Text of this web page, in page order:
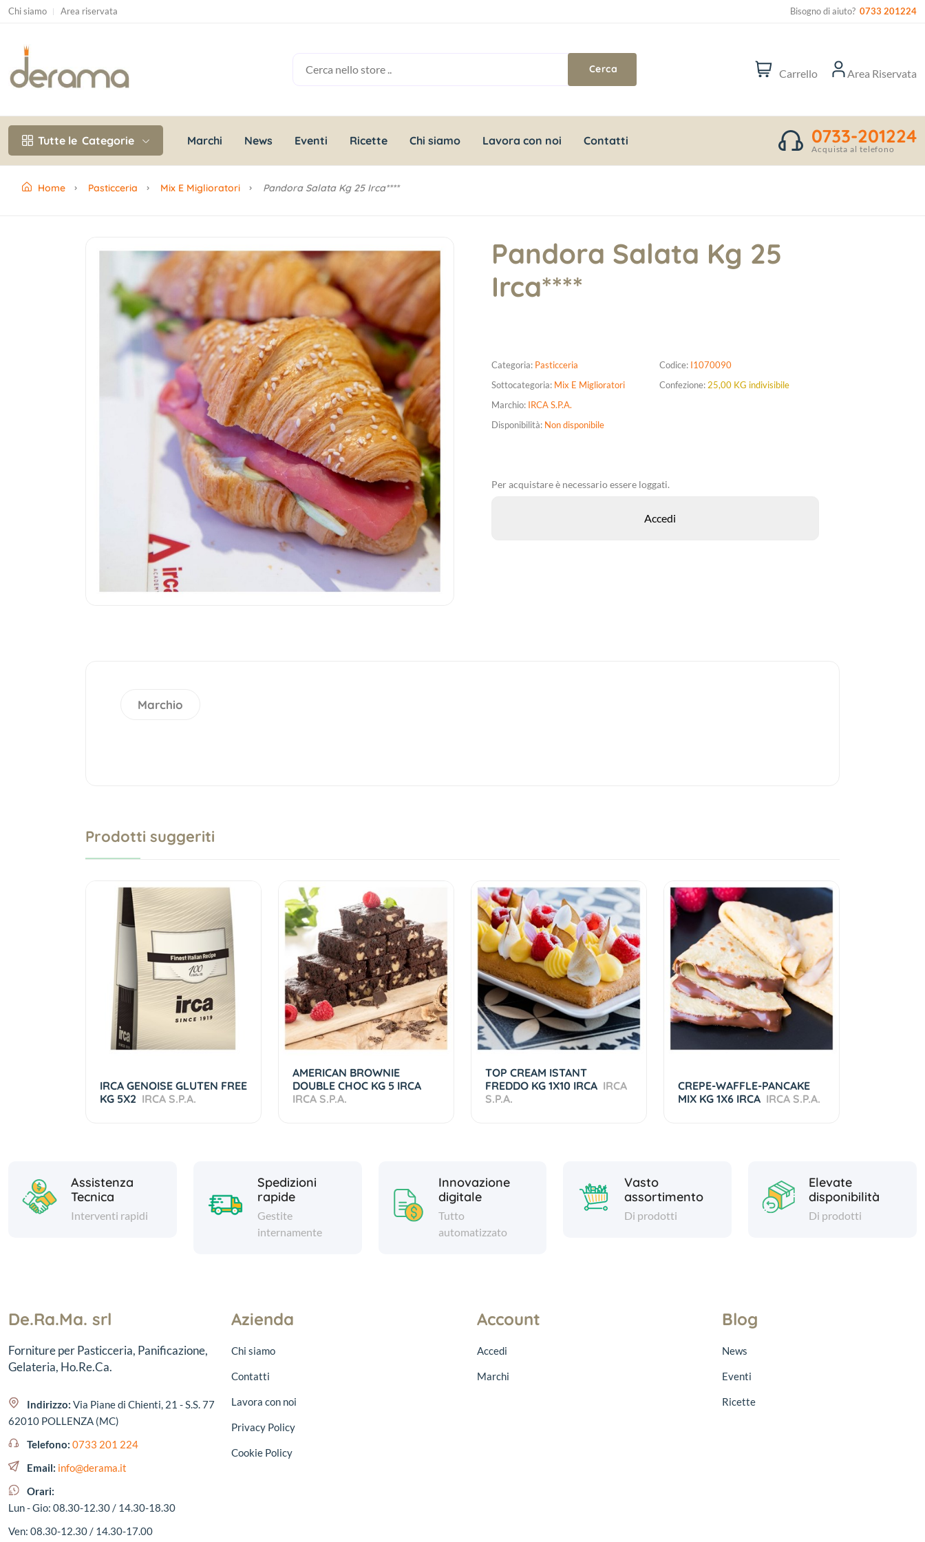
Chi siamo Area riservata Bisogno di aiuto? 0733 201224
Carrello Area Riservata
Tutte le Categorie Marchi News Eventi Ricette Chi siamo Lavora con noi Contatti 0733-201224
Acquista al telefono
Home Pasticceria Mix E Miglioratori Pandora Salata Kg 25 Irca****
Pandora Salata Kg 25
Irca****
Categoria: Pasticceria
Sottocategoria: Mix E Miglioratori
Marchio: IRCA S.P.A.
Disponibilità: Non disponibile
Codice: I1070090
Confezione: 25,00 KG indivisibile
Per acquistare è necessario essere loggati.
Marchio
Prodotti suggeriti
IRCA GENOISE GLUTEN FREE
KG 5X2 IRCA S.P.A.
AMERICAN BROWNIE
DOUBLE CHOC KG 5 IRCA
IRCA S.P.A.
TOP CREAM ISTANT
FREDDO KG 1X10 IRCA IRCA
S.P.A.
CREPE-WAFFLE-PANCAKE
MIX KG 1X6 IRCA IRCA S.P.A.
Assistenza
Tecnica
Interventi rapidi
Spedizioni
rapide
Gestite
internamente
Innovazione
digitale
Tutto
automatizzato
Vasto
assortimento
Di prodotti
Elevate
disponibilità
Di prodotti
De.Ra.Ma. srl
Forniture per Pasticceria, Panificazione,
Gelateria, Ho.Re.Ca.
Indirizzo: Via Piane di Chienti, 21 - S.S. 77
62010 POLLENZA (MC)
Telefono: 0733 201 224
Email: info@derama.it
Orari:
Lun - Gio: 08.30-12.30 / 14.30-18.30
Ven: 08.30-12.30 / 14.30-17.00
Azienda
Chi siamo
Contatti
Lavora con noi
Privacy Policy
Cookie Policy
Account
Accedi
Marchi
Blog
News
Eventi
Ricette